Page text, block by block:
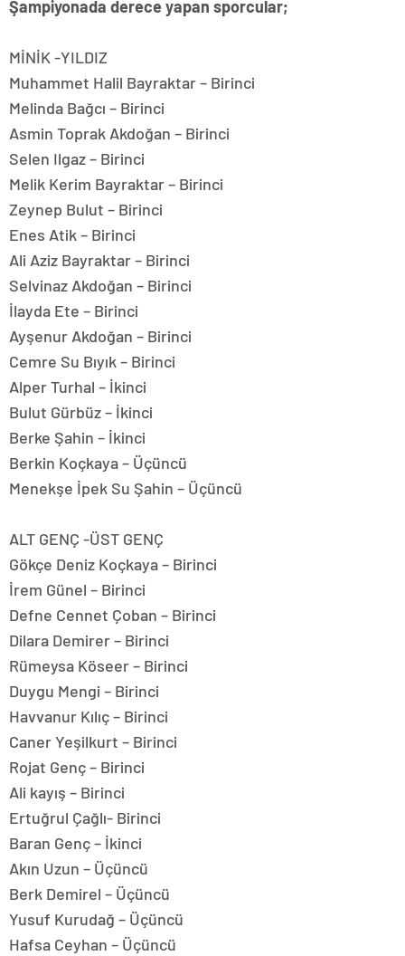
Şampiyonada derece yapan sporcular;
MİNİK -YILDIZ
Muhammet Halil Bayraktar – Birinci
Melinda Bağcı – Birinci
Asmin Toprak Akdoğan – Birinci
Selen Ilgaz – Birinci
Melik Kerim Bayraktar – Birinci
Zeynep Bulut – Birinci
Enes Atik – Birinci
Ali Aziz Bayraktar – Birinci
Selvinaz Akdoğan – Birinci
İlayda Ete – Birinci
Ayşenur Akdoğan – Birinci
Cemre Su Bıyık – Birinci
Alper Turhal – İkinci
Bulut Gürbüz – İkinci
Berke Şahin – İkinci
Berkin Koçkaya – Üçüncü
Menekşe İpek Su Şahin – Üçüncü
ALT GENÇ -ÜST GENÇ
Gökçe Deniz Koçkaya – Birinci
İrem Günel – Birinci
Defne Cennet Çoban – Birinci
Dilara Demirer – Birinci
Rümeysa Köseer – Birinci
Duygu Mengi – Birinci
Havvanur Kılıç – Birinci
Caner Yeşilkurt – Birinci
Rojat Genç – Birinci
Ali kayış – Birinci
Ertuğrul Çağlı- Birinci
Baran Genç – İkinci
Akın Uzun – Üçüncü
Berk Demirel – Üçüncü
Yusuf Kurudağ – Üçüncü
Hafsa Ceyhan – Üçüncü